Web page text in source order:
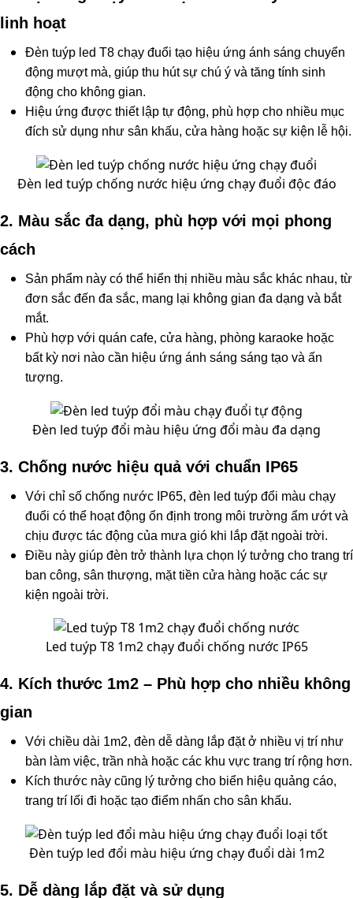
linh hoạt
Đèn tuýp led T8 chạy đuổi tạo hiệu ứng ánh sáng chuyển
động mượt mà, giúp thu hút sự chú ý và tăng tính sinh
động cho không gian.
Hiệu ứng được thiết lập tự động, phù hợp cho nhiều mục
đích sử dụng như sân khấu, cửa hàng hoặc sự kiện lễ hội.
Đèn led tuýp chống nước hiệu ứng chạy đuổi độc đáo
2. Màu sắc đa dạng, phù hợp với mọi phong
cách
Sản phẩm này có thể hiển thị nhiều màu sắc khác nhau, từ
đơn sắc đến đa sắc, mang lại không gian đa dạng và bắt
mắt.
Phù hợp với quán cafe, cửa hàng, phòng karaoke hoặc
bất kỳ nơi nào cần hiệu ứng ánh sáng sáng tạo và ấn
tượng.
Đèn led tuýp đổi màu hiệu ứng đổi màu đa dạng
3. Chống nước hiệu quả với chuẩn IP65
Với chỉ số chống nước IP65, đèn led tuýp đổi màu chạy
đuổi có thể hoạt động ổn định trong môi trường ẩm ướt và
chịu được tác động của mưa gió khi lắp đặt ngoài trời.
Điều này giúp đèn trở thành lựa chọn lý tưởng cho trang trí
ban công, sân thượng, mặt tiền cửa hàng hoặc các sự
kiện ngoài trời.
Led tuýp T8 1m2 chạy đuổi chống nước IP65
4. Kích thước 1m2 – Phù hợp cho nhiều không
gian
Với chiều dài 1m2, đèn dễ dàng lắp đặt ở nhiều vị trí như
bàn làm việc, trần nhà hoặc các khu vực trang trí rộng hơn.
Kích thước này cũng lý tưởng cho biển hiệu quảng cáo,
trang trí lối đi hoặc tạo điểm nhấn cho sân khấu.
Đèn tuýp led đổi màu hiệu ứng chạy đuổi dài 1m2
5. Dễ dàng lắp đặt và sử dụng